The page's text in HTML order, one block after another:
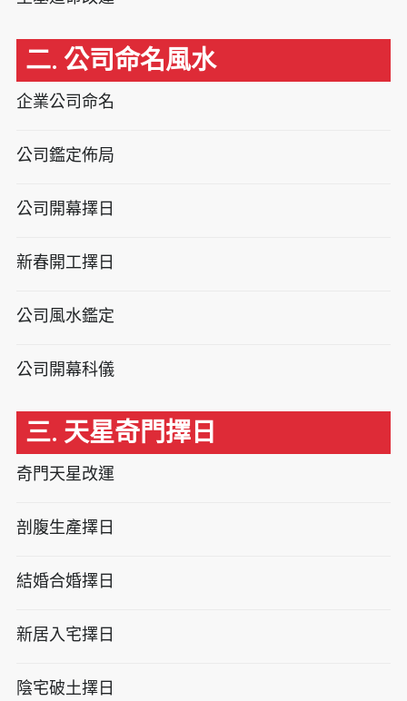
二. 公司命名風水
企業公司命名
公司鑑定佈局
公司開幕擇日
新春開工擇日
公司風水鑑定
公司開幕科儀
三. 天星奇門擇日
奇門天星改運
剖腹生產擇日
結婚合婚擇日
新居入宅擇日
陰宅破土擇日